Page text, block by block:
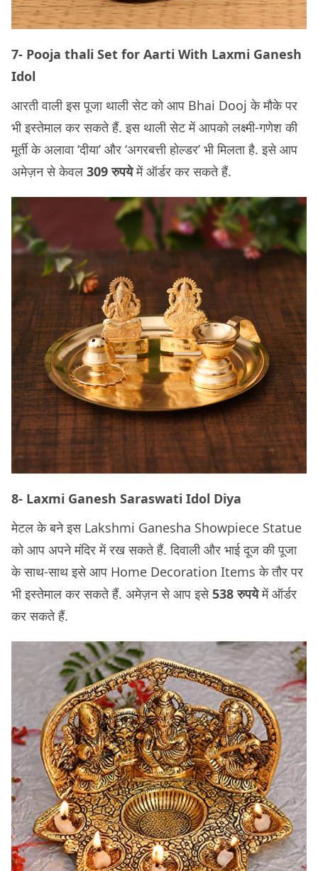
7- Pooja thali Set for Aarti With Laxmi Ganesh
Idol
आरती वाली इस पूजा थाली सेट को आप Bhai Dooj के मौके पर
भी इस्तेमाल कर सकते हैं. इस थाली सेट में आपको लक्ष्मी-गणेश की
मूर्ती के अलावा ‘दीया’ और ‘अगरबत्ती होल्डर’ भी मिलता है. इसे आप
अमेज़न से केवल 309 रुपयेमें ऑर्डर कर सकते हैं.
8- Laxmi Ganesh Saraswati Idol Diya
मेटल के बने इस Lakshmi Ganesha Showpiece Statue
को आप अपने मंदिर में रख सकते हैं. दिवाली और भाई दूज की पूजा
के साथ-साथ इसे आप Home Decoration Items के तौर पर
भी इस्तेमाल कर सकते हैं. अमेज़न से आप इसे538 रुपयेमें ऑर्डर
कर सकते हैं.